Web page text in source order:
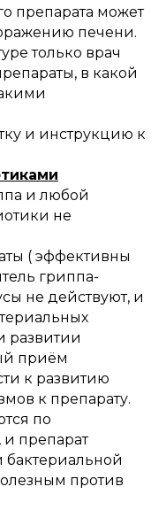
препарата может
печени.
только врач
в какой
и инструкцию к
и любой
не
( эффективны
гриппа-
не действуют, и
развитии
приём
к развитию
к препарату.
по
препарат
против